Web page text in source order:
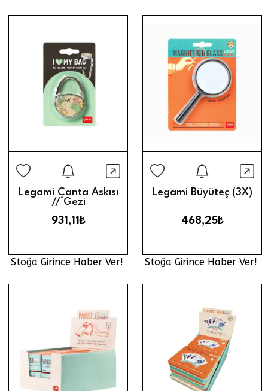
Stoğa Girince Haber Ver
Hızlı Görünüm
Legami Çanta Askısı
// Gezi
931,11₺
Stoğa Girince Haber Ver!
Stoğa
Legami Büyüteç (3X)
468,25₺
Stoğa Girince Haber Ver!